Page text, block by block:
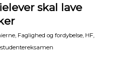
skal lave
, Faglighed og fordybelse, HF,